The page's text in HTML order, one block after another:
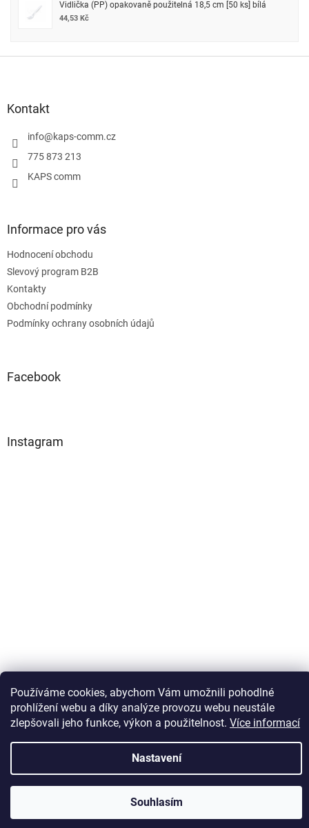
Používáme cookies, abychom Vám umožnili pohodlné
prohlížení webu a díky analýze provozu webu neustále
zlepšovali jeho funkce, výkon a použitelnost. Více informací
Nastavení
Souhlasím
Vidlička (PP) opakovaně použitelná 18,5 cm [50 ks] bílá
44,53 Kč
Kontakt
info@kaps-comm.cz
775 873 213
KAPS comm
Informace pro vás
Hodnocení obchodu
Slevový program B2B
Kontakty
Obchodní podmínky
Podmínky ochrany osobních údajů
Facebook
Instagram
Sledovat na Instagramu
Copyright 2026Kaps comm. Všechna práva vyhrazena.